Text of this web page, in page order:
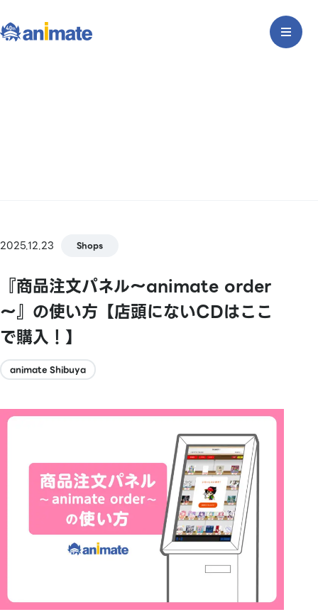
2025.12.23 Shops
『商品注文パネル～animate order
～』の使い方【店頭にないCDはここ
で購入！】
animate Shibuya